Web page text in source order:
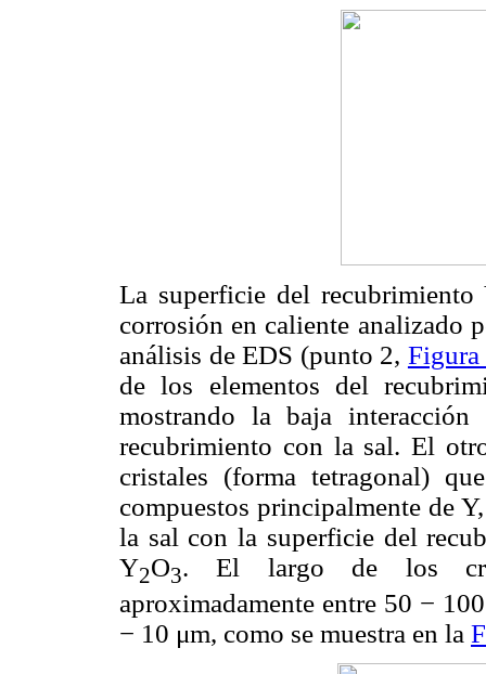
La superficie del
corrosión en caliente analizado
análisis de EDS (punto 2, Figura
de los elementos del
mostrando la baja
recubrimiento con la sal. El
cristales (forma tetragonal)
compuestos principalmente de
la sal con la superficie del
Y2O3. El largo de los
aproximadamente entre 50 −
− 10 μm, como se muestra en la